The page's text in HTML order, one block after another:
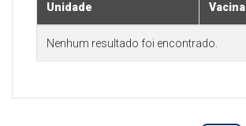
Unidade Vacina
Nenhum resultado foi encontrado.